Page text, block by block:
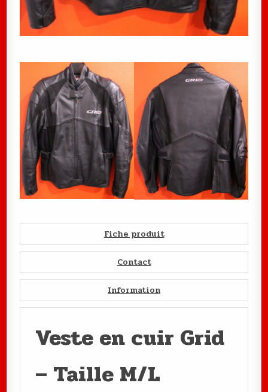
Fiche produit
Contact
Information
Veste en cuir Grid
– Taille M/L